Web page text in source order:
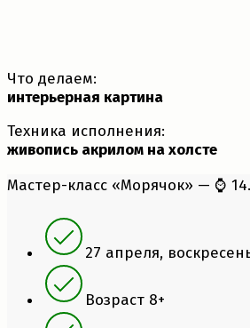
Что делаем:
интерьерная картина
Техника исполнения:
живопись акрилом на холсте
Мастер-класс «Морячок» — ⌚
27 апреля,
Возраст 8+